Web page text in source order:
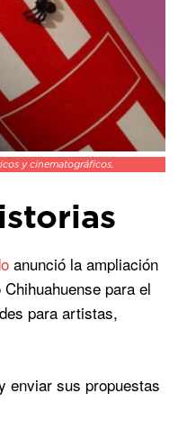
y cinematográficos.
anunció la ampliación
para el
para artistas,
enviar sus propuestas